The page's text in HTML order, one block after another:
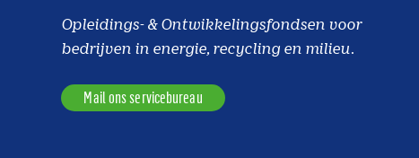
Opleidings- & Ontwikkelingsfondsen voor
bedrijven in energie, recycling en milieu.
Mail ons servicebureau